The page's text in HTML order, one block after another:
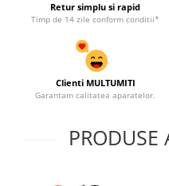
Retur simplu si rapid
Timp de 14 zile conform conditii*
Clienti MULTUMITI
Garantam calitatea aparatelor.
PRODUSE